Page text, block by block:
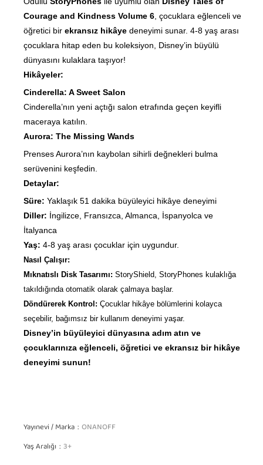
Courage and Kindness Volume 6 , çocuklara eğlenceli ve
öğretici bir ekransız hikâye deneyimi sunar. 4-8 yaş arası
çocuklara hitap eden bu koleksiyon, Disney’in büyülü
dünyasını kulaklara taşıyor!
Hikâyeler:
Cinderella: A Sweet Salon
Cinderella’nın yeni açtığı salon etrafında geçen keyifli
maceraya katılın.
Aurora: The Missing Wands
Prenses Aurora’nın kaybolan sihirli değnekleri bulma
serüvenini keşfedin.
Detaylar:
Süre: Yaklaşık 51 dakika büyüleyici hikâye deneyimi
Diller: İngilizce, Fransızca, Almanca, İspanyolca ve
İtalyanca
Yaş: 4-8 yaş arası çocuklar için uygundur.
Nasıl Çalışır:
Mıknatıslı Disk Tasarımı: StoryShield, StoryPhones kulaklığa
takıldığında otomatik olarak çalmaya başlar.
Döndürerek Kontrol: Çocuklar hikâye bölümlerini kolayca
seçebilir, bağımsız bir kullanım deneyimi yaşar.
Disney’in büyüleyici dünyasına adım atın ve
çocuklarınıza eğlenceli, öğretici ve ekransız bir hikâye
deneyimi sunun!
Yayınevi / Marka ONANOFF
Yaş Aralığı 3+